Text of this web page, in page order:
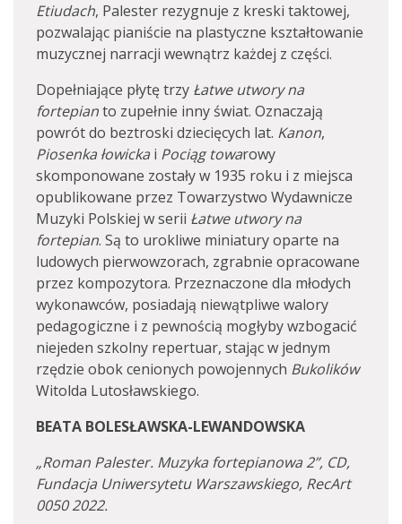
Etiudach, Palester rezygnuje z kreski taktowej,
pozwalając pianiście na plastyczne kształtowanie
muzycznej narracji wewnątrz każdej z części.
Dopełniające płytę trzy Łatwe utwory na
fortepianto zupełnie inny świat. Oznaczają
powrót do beztroski dziecięcych lat. Kanon,
Piosenka łowicka i Pociąg towarowy
skomponowane zostały w 1935 roku i z miejsca
opublikowane przez Towarzystwo Wydawnicze
Muzyki Polskiej w serii Łatwe utwory na
fortepian. Są to urokliwe miniatury oparte na
ludowych pierwowzorach, zgrabnie opracowane
przez kompozytora. Przeznaczone dla młodych
wykonawców, posiadają niewątpliwe walory
pedagogiczne i z pewnością mogłyby wzbogacić
niejeden szkolny repertuar, stając w jednym
rzędzie obok cenionych powojennych Bukolików
Witolda Lutosławskiego.
BEATA BOLESŁAWSKA-LEWANDOWSKA
„Roman Palester. Muzyka fortepianowa 2”, CD,
Fundacja Uniwersytetu Warszawskiego, RecArt
0050 2022.